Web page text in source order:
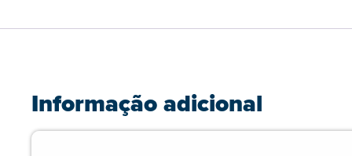
Informação adicional